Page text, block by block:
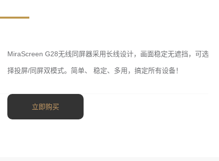
MiraScreen G28无线同屏器采用长线设计，画面稳定无遮挡，可选
择投屏/同屏双模式。简单、 稳定、多用，搞定所有设备！
立即购买